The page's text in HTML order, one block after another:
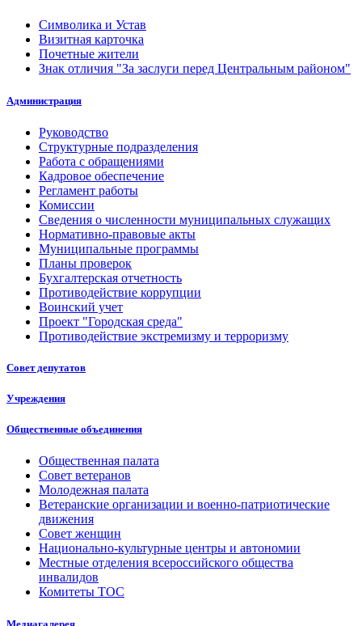
Символика и Устав
Визитная карточка
Почетные жители
Знак отличия "За заслуги перед Центральным районом"
Администрация
Руководство
Структурные подразделения
Работа с обращениями
Кадровое обеспечение
Регламент работы
Комиссии
Сведения о численности муниципальных служащих
Нормативно-правовые акты
Муниципальные программы
Планы проверок
Бухгалтерская отчетность
Противодействие коррупции
Воинский учет
Проект "Городская среда"
Противодействие экстремизму и терроризму
Совет депутатов
Учреждения
Общественные объединения
Общественная палата
Совет ветеранов
Молодежная палата
Ветеранские организации и военно-патриотические
движения
Совет женщин
Национально-культурные центры и автономии
Местные отделения всероссийского общества
инвалидов
Комитеты ТОС